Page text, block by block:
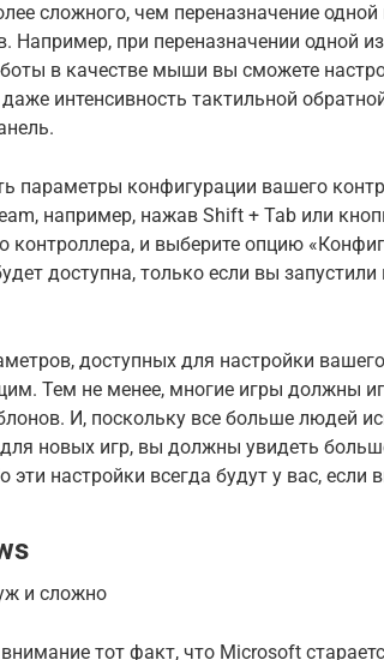
сложного, чем переназначение
Например, при переназначении одной
в качестве мыши вы сможете
интенсивность тактильной
параметры конфигурации вашего
например, нажав Shift + Tab или
контроллера, и выберите опцию
доступна, только если вы
доступных для настройки
Тем не менее, многие игры должны
И, поскольку все больше людей
новых игр, вы должны увидеть
настройки всегда будут у вас, если
и сложно
тот факт, что Microsoft